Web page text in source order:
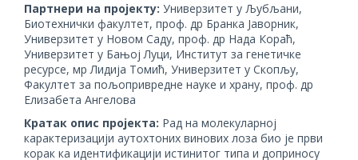
Партнери на пројекту: Универзитет у Љубљани,
Биотехнички факултет, проф. др Бранка Јаворник,
Универзитет у Новом Саду, проф. др Нада Кораћ,
Универзитет у Бањој Луци, Институт за генетичке
ресурсе, мр Лидија Томић, Универзитет у Скопљу,
Факултет за пољопривредне науке и храну, проф. др
Елизабета Ангелова
Кратак опис пројекта: Рад на молекуларној
карактеризацији аутохтоних винових лоза био је први
корак ка идентификацији истинитог типа и доприносу